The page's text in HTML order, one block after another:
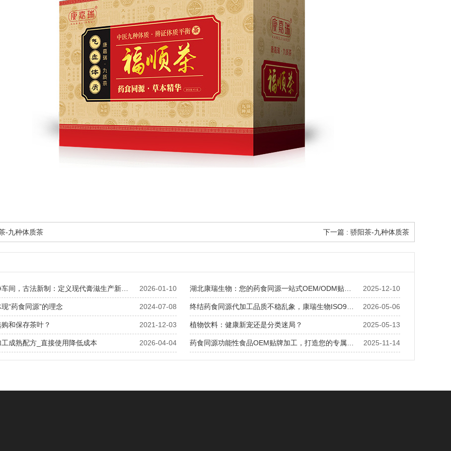
-九种体质茶 下一篇 : 骄阳茶-九种体质茶
2026-01-10 2025-12-10
2024-07-08
“药食同源”的理念 2026-05-06
2021-12-03
和保存茶叶？ 2025-05-13
植物饮料：健康新宠还是分类迷局？
2026-04-04
成熟配方_直接使用降低成本 2025-11-14